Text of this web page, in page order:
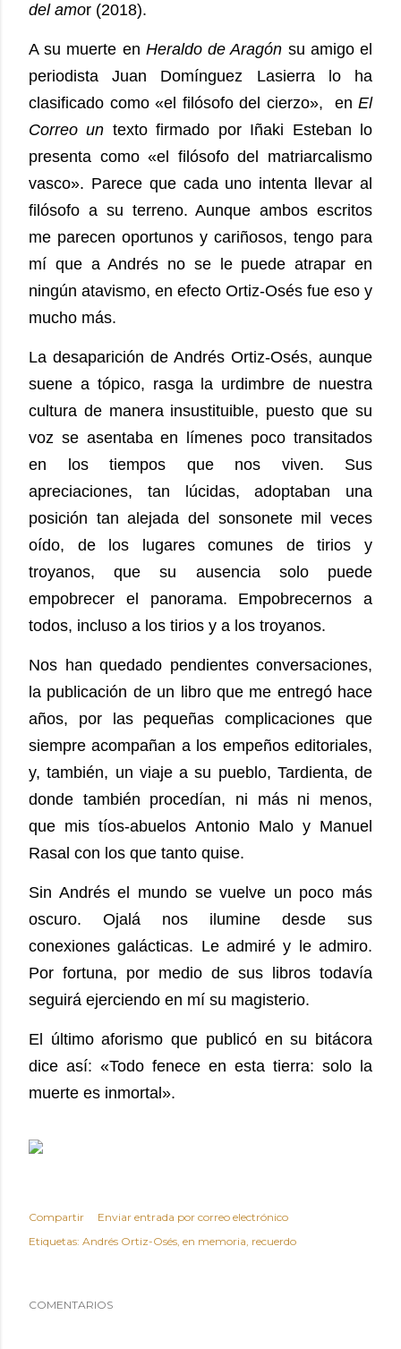
del amor (2018).
A su muerte en Heraldo de Aragón su amigo el
periodista Juan Domínguez Lasierra lo ha
clasificado como «el filósofo del cierzo», en El
Correo un texto firmado por Iñaki Esteban lo
presenta como «el filósofo del matriarcalismo
vasco». Parece que cada uno intenta llevar al
filósofo a su terreno. Aunque ambos escritos
me parecen oportunos y cariñosos, tengo para
mí que a Andrés no se le puede atrapar en
ningún atavismo, en efecto Ortiz-Osés fue eso y
mucho más.
La desaparición de Andrés Ortiz-Osés, aunque
suene a tópico, rasga la urdimbre de nuestra
cultura de manera insustituible, puesto que su
voz se asentaba en límenes poco transitados
en los tiempos que nos viven. Sus
apreciaciones, tan lúcidas, adoptaban una
posición tan alejada del sonsonete mil veces
oído, de los lugares comunes de tirios y
troyanos, que su ausencia solo puede
empobrecer el panorama. Empobrecernos a
todos, incluso a los tirios y a los troyanos.
Nos han quedado pendientes conversaciones,
la publicación de un libro que me entregó hace
años, por las pequeñas complicaciones que
siempre acompañan a los empeños editoriales,
y, también, un viaje a su pueblo, Tardienta, de
donde también procedían, ni más ni menos,
que mis tíos-abuelos Antonio Malo y Manuel
Rasal con los que tanto quise.
Sin Andrés el mundo se vuelve un poco más
oscuro. Ojalá nos ilumine desde sus
conexiones galácticas. Le admiré y le admiro.
Por fortuna, por medio de sus libros todavía
seguirá ejerciendo en mí su magisterio.
El último aforismo que publicó en su bitácora
dice así: «Todo fenece en esta tierra: solo la
muerte es inmortal».
Compartir
Enviar entrada por correo electrónico
Etiquetas: Andrés Ortiz-Osés en memoria recuerdo
COMENTARIOS